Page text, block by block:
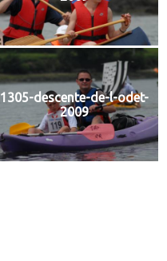
1305-descente-de-l-odet-
2009